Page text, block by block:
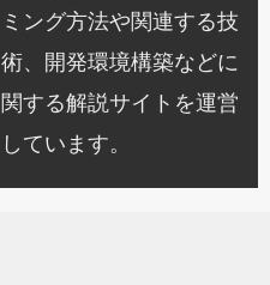
ミング方法や関連する技
術、開発環境構築などに
関する解説サイトを運営
しています。